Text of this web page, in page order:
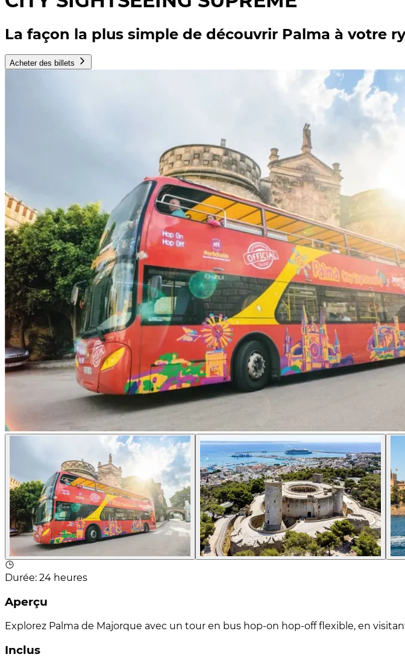
La façon la plus simple de découvrir Palma à votre
Acheter des billets
Durée: 24 heures
Aperçu
Explorez Palma de Majorque avec un tour en bus hop-on hop-off flexible, en
Inclus